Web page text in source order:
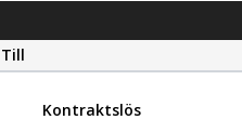
Till
Kontraktslös